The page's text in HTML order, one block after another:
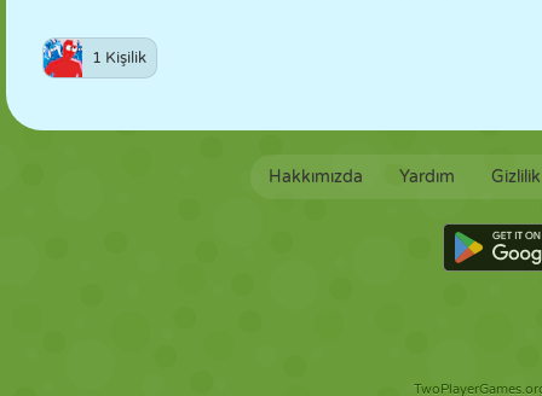
1 Kişilik
Hakkımızda Yardım